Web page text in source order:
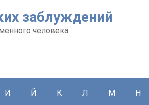
заблуждений
человека.
И Й К Л М Н